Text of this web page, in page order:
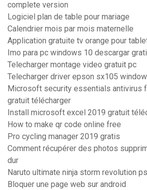
complete version
Logiciel plan de table pour mariage
Calendrier mois par mois maternelle
Application gratuite tv orange pour
Imo para pc windows 10 descargar
Telecharger montage video gratuit pc
Telecharger driver epson sx105
Microsoft security essentials antivirus
gratuit télécharger
Install microsoft excel 2019 gratuit
How to make qr code online free
Pro cycling manager 2019 gratis
Comment récupérer des photos
dur
Naruto ultimate ninja storm revolution
Bloquer une page web sur android